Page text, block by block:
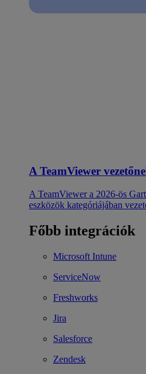
A TeamViewer
A TeamViewer a 2026-ös
eszközök kategóriájában
Főbb integrációk
Microsoft Intune
ServiceNow
Freshworks
Jira
Salesforce
Zendesk